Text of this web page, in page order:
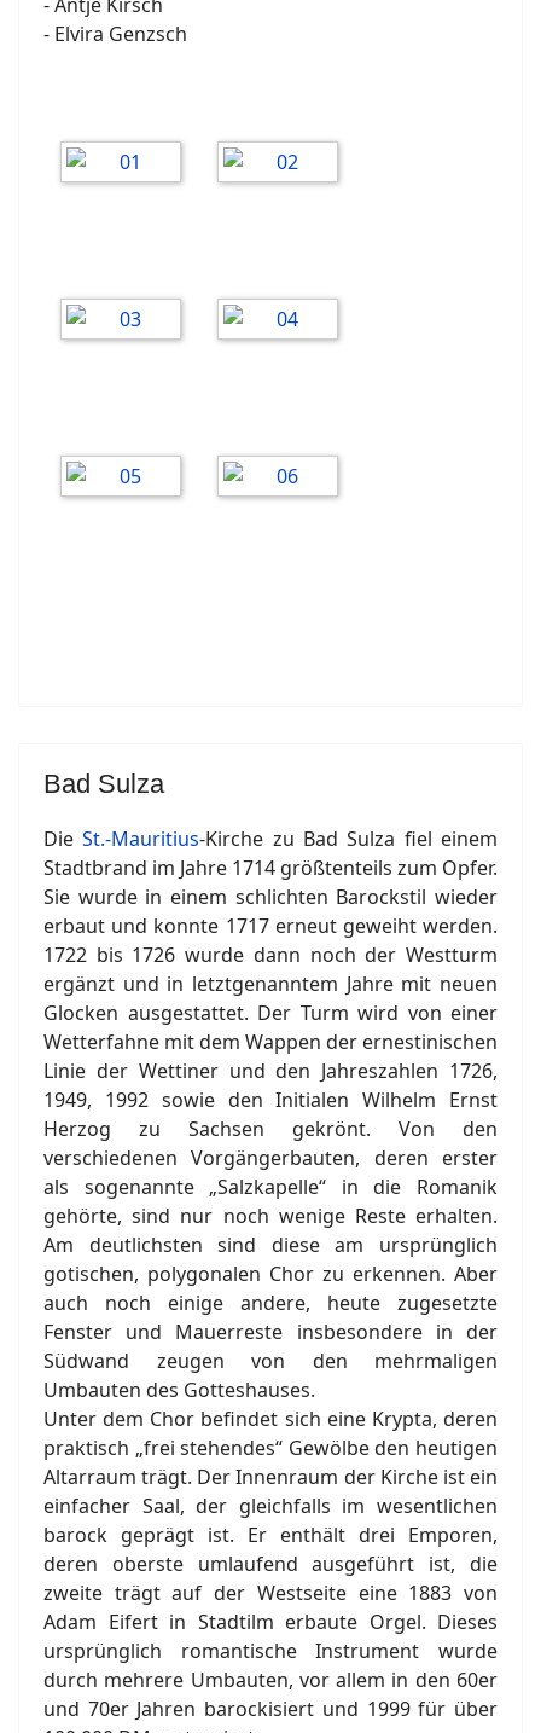
- Antje Kirsch
- Elvira Genzsch
Bad Sulza
DieSt.-Mauritius-Kirche zu Bad Sulza fiel einem
Stadtbrand im Jahre 1714 größtenteils zum Opfer.
Sie wurde in einem schlichten Barockstil wieder
erbaut und konnte 1717 erneut geweiht werden.
1722 bis 1726 wurde dann noch der Westturm
ergänzt und in letztgenanntem Jahre mit neuen
Glocken ausgestattet. Der Turm wird von einer
Wetterfahne mit dem Wappen der ernestinischen
Linie der Wettiner und den Jahreszahlen 1726,
1949, 1992 sowie den Initialen Wilhelm Ernst
Herzog zu Sachsen gekrönt. Von den
verschiedenen Vorgängerbauten, deren erster
als sogenannte „Salzkapelle“ in die Romanik
gehörte, sind nur noch wenige Reste erhalten.
Am deutlichsten sind diese am ursprünglich
gotischen, polygonalen Chor zu erkennen. Aber
auch noch einige andere, heute zugesetzte
Fenster und Mauerreste insbesondere in der
Südwand zeugen von den mehrmaligen
Umbauten des Gotteshauses.
Unter dem Chor befindet sich eine Krypta, deren
praktisch „frei stehendes“ Gewölbe den heutigen
Altarraum trägt. Der Innenraum der Kirche ist ein
einfacher Saal, der gleichfalls im wesentlichen
barock geprägt ist. Er enthält drei Emporen,
deren oberste umlaufend ausgeführt ist, die
zweite trägt auf der Westseite eine 1883 von
Adam Eifert in Stadtilm erbaute Orgel. Dieses
ursprünglich romantische Instrument wurde
durch mehrere Umbauten, vor allem in den 60er
und 70er Jahren barockisiert und 1999 für über